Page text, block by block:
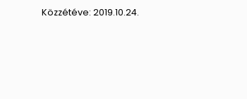
Közzétéve: 2019.10.24.